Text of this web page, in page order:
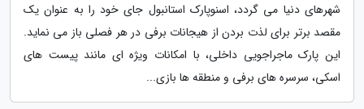
شهرهای دنیا می گردد، اسنوپارک استانبول جای خود را به عنوان یک
مقصد برتر برای لذت بردن از هیجانات برفی در هر فصلی باز می نماید.
این پارک ماجراجویی داخلی، با امکانات ویژه ای مانند پیست های
اسکی، سرسره های برفی و منطقه ها بازی...